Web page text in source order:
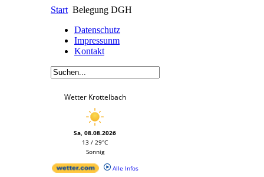
Start Belegung DGH
Datenschutz
Impressunm
Kontakt
Wetter Krottelbach
Sa, 08.08.2026
13 / 29°C
Sonnig
Alle Infos